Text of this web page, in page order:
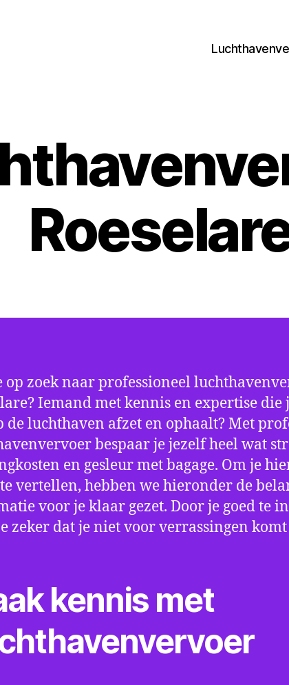
op zoek naar professioneel
Iemand met kennis en expertise die
de luchthaven afzet en ophaalt? Met
bespaar je jezelf heel wat
en gesleur met bagage. Om je
vertellen, hebben we hieronder de
voor je klaar gezet. Door je goed te
zeker dat je niet voor verrassingen komt
kennis met